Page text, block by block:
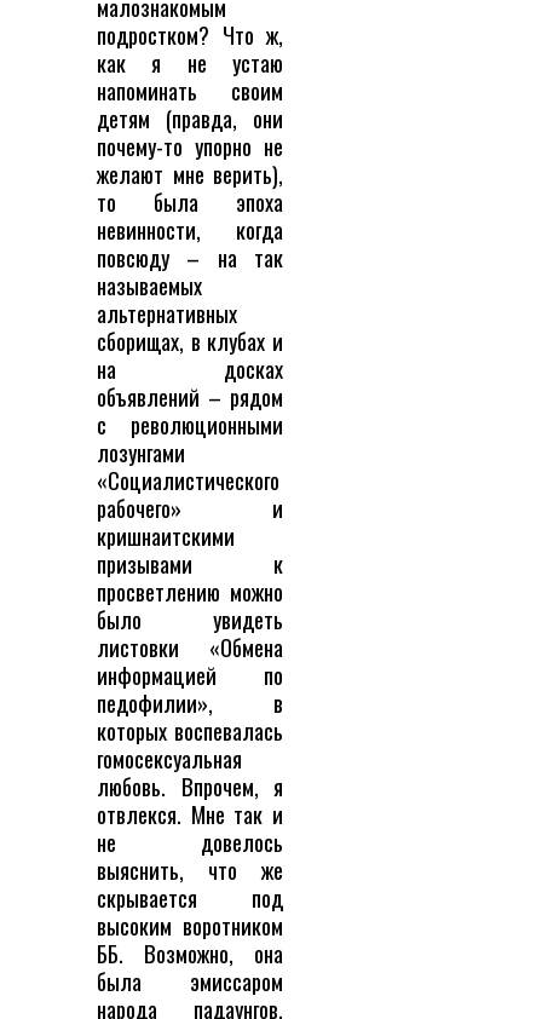
малознакомым
подростком? Что ж,
как я не устаю
напоминать своим
детям (правда, они
почему-то упорно не
желают мне верить),
то была эпоха
невинности, когда
повсюду – на так
называемых
альтернативных
сборищах, в клубах и
на досках
объявлений – рядом
с революционными
лозунгами
«Социалистического
рабочего» и
кришнаитскими
призывами к
просветлению можно
было увидеть
листовки «Обмена
информацией по
педофилии», в
которых воспевалась
гомосексуальная
любовь. Впрочем, я
отвлекся. Мне так и
не довелось
выяснить, что же
скрывается под
высоким воротником
ББ. Возможно, она
была эмиссаром
народа падаунгов,